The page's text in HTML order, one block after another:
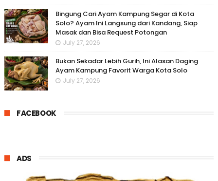
Bingung Cari Ayam Kampung Segar di Kota
Solo? Ayam Ini Langsung dari Kandang, Siap
Masak dan Bisa Request Potongan
July 27, 2026
Bukan Sekadar Lebih Gurih, Ini Alasan Daging
Ayam Kampung Favorit Warga Kota Solo
July 27, 2026
FACEBOOK
ADS